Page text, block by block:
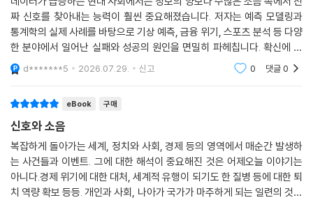
짜 신호를 찾아내는 능력이 훨씬 중요해졌습니다. 저자는 예측 모델링과
통계학의 실제 사례를 바탕으로 기상 예측, 금융 위기, 스포츠 분석 등 다양
한 분야에서 일어난 실패와 성공의 원인을 면밀히 파헤칩니다. 확신에 찬
단순한 예측의 위험성을 경고하고, 베이즈 정리처럼 새로운 정보에 맞춰
끊임없이 나의
d*******5 2026.07.29. 신고 0 댓글0
eBook 구매
신호와 소음
복잡하게 돌아가는 세계, 정치와 사회, 경제 등의 영역에서 매순간 발생하
는 사건들과 이벤트. 그에 대한 해석이 중요해진 것은 어제오늘 이야기는
아니다.경제 위기에 대한 대처, 세계적 유행이 되기도 한 질병 등에 대한 퇴
치 역량 확보 등등. 개인과 사회, 나아가 국가가 마주하게 되는 일련의 것들